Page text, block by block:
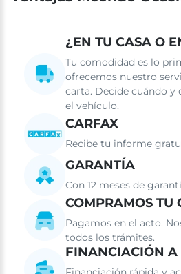
¿EN TU CASA O
Tu comodidad es lo
ofrecemos nuestro
carta. Decide cuándo
el vehículo.
CARFAX
Recibe tu informe
GARANTÍA
Con 12 meses de
COMPRAMOS TU
Pagamos en el acto.
todos los trámites.
FINANCIACIÓN